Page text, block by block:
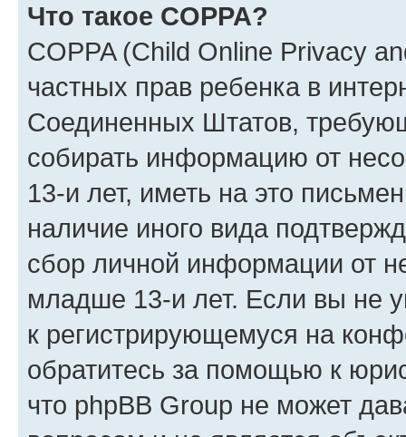
Что такое COPPA?
COPPA (Child Online Privacy
частных прав ребенка в
Соединенных Штатов,
собирать информацию от
13-и лет, иметь на это
наличие иного вида
сбор личной информации от
младше 13-и лет. Если вы не
к регистрирующемуся на
обратитесь за помощью к
что phpBB Group не может